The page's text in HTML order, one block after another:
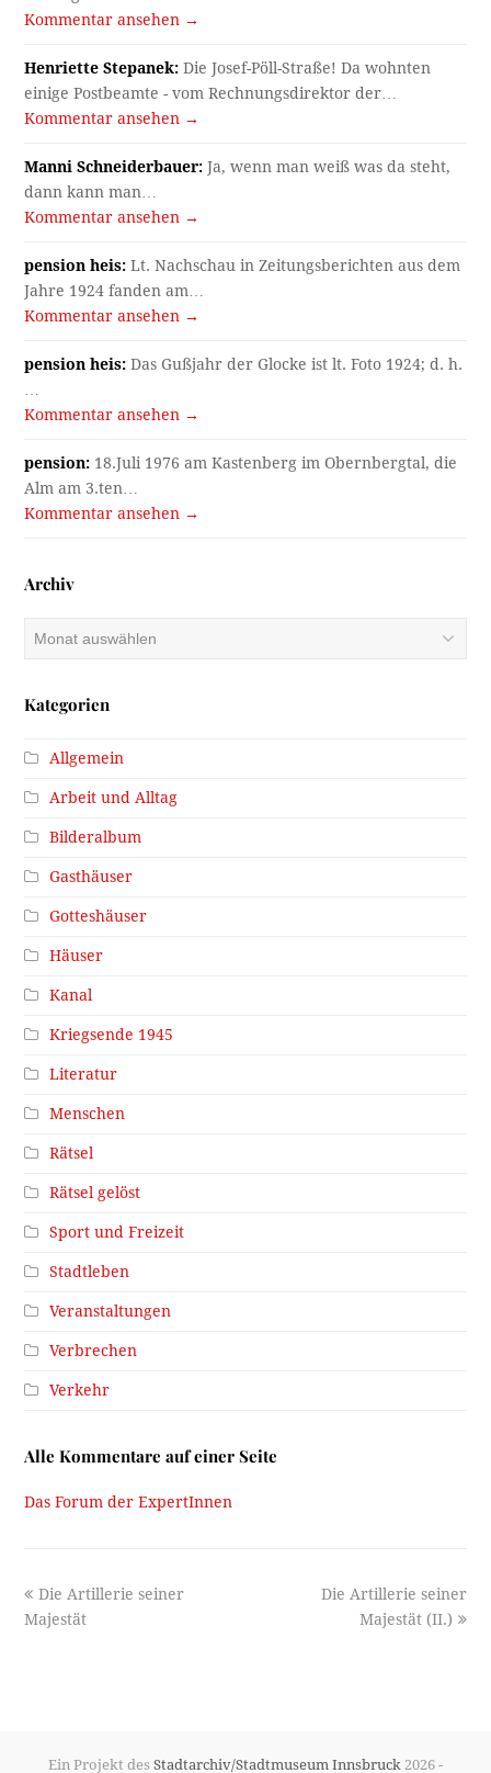
Kommentar ansehen →
Henriette Stepanek: Die Josef-Pöll-Straße! Da wohnten
einige Postbeamte - vom Rechnungsdirektor der…
Kommentar ansehen →
Manni Schneiderbauer: Ja, wenn man weiß was da steht,
dann kann man…
Kommentar ansehen →
pension heis: Lt. Nachschau in Zeitungsberichten aus dem
Jahre 1924 fanden am…
Kommentar ansehen →
pension heis: Das Gußjahr der Glocke ist lt. Foto 1924; d. h.
Kommentar ansehen →
pension: 18.Juli 1976 am Kastenberg im Obernbergtal, die
Alm am 3.ten…
Kommentar ansehen →
Archiv
Kategorien
Allgemein
Arbeit und Alltag
Bilderalbum
Gasthäuser
Gotteshäuser
Häuser
Kanal
Kriegsende 1945
Literatur
Menschen
Rätsel
Rätsel gelöst
Sport und Freizeit
Stadtleben
Veranstaltungen
Verbrechen
Verkehr
Alle Kommentare auf einer Seite
Das Forum der ExpertInnen
previous
post:
Die Artillerie seiner
Majestät
next
post:
Die Artillerie seiner
Majestät (II.)
Ein Projekt des Stadtarchiv/Stadtmuseum Innsbruck 2026 -